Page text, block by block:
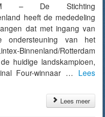
– De Stichting
heeft de mededeling
dat met ingang van
ondersteuning van het
Binnenland/Rotterdam
huidige landskampioen,
Four-winnaar … Lees
Lees meer